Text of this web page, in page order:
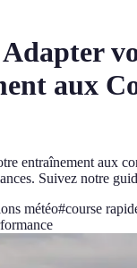
aux
entraînement aux
Suivez notre
météo#course